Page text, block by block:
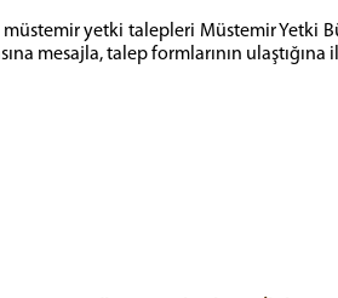
müstemir yetki talepleri Müstemir Yetki
mesajla, talep formlarının ulaştığına